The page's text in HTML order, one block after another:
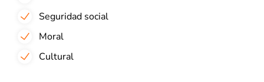
Seguridad social
Moral
Cultural